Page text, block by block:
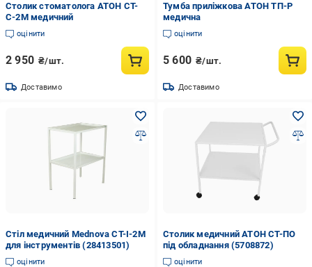
Столик стоматолога АТОН СТ-
С-2М медичний
оцінити
2 950 ₴/шт.
Доставимо
Тумба приліжкова АТОН ТП-Р
медична
оцінити
5 600 ₴/шт.
Доставимо
Стіл медичний Mednova СТ-І-2М
для інструментів (28413501)
оцінити
Столик медичний АТОН СТ-ПО
під обладнання (5708872)
оцінити